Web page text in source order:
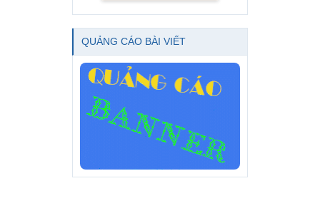
QUẢNG CÁO BÀI VIẾT